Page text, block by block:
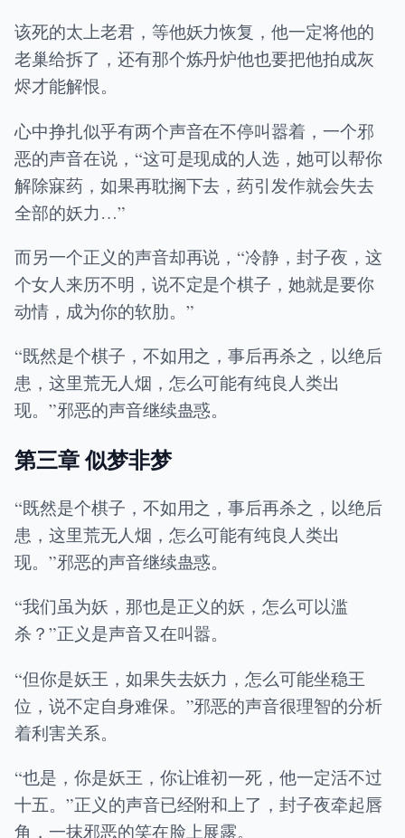
该死的太上老君，等他妖力恢复，他一定将他的
老巢给拆了，还有那个炼丹炉他也要把他拍成灰
烬才能解恨。
心中挣扎似乎有两个声音在不停叫嚣着，一个邪
恶的声音在说，“这可是现成的人选，她可以帮你
解除寐药，如果再耽搁下去，药引发作就会失去
全部的妖力…”
而另一个正义的声音却再说，“冷静，封子夜，这
个女人来历不明，说不定是个棋子，她就是要你
动情，成为你的软肋。”
“既然是个棋子，不如用之，事后再杀之，以绝后
患，这里荒无人烟，怎么可能有纯良人类出
现。”邪恶的声音继续蛊惑。
第三章 似梦非梦
“既然是个棋子，不如用之，事后再杀之，以绝后
患，这里荒无人烟，怎么可能有纯良人类出
现。”邪恶的声音继续蛊惑。
“我们虽为妖，那也是正义的妖，怎么可以滥
杀？”正义是声音又在叫嚣。
“但你是妖王，如果失去妖力，怎么可能坐稳王
位，说不定自身难保。”邪恶的声音很理智的分析
着利害关系。
“也是，你是妖王，你让谁初一死，他一定活不过
十五。”正义的声音已经附和上了，封子夜牵起唇
角，一抹邪恶的笑在脸上展露。